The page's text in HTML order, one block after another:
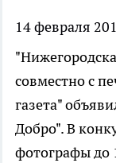
14 февраля
совместно с
газета"
Добро". В
фотографы до